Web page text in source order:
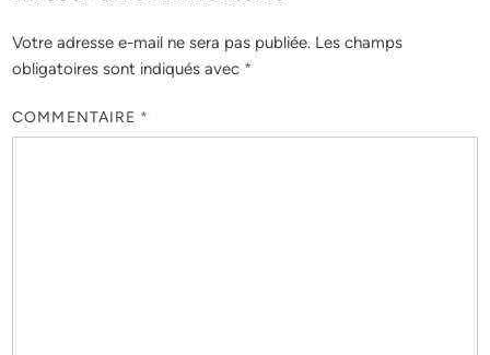
Votre adresse e-mail ne sera pas publiée. Les champs
obligatoires sont indiqués avec *
COMMENTAIRE *